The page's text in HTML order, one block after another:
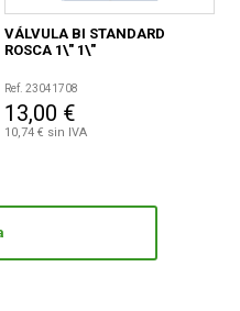
VÁLVULA BI STANDARD
ROSCA 1\" 1\"
Ref. 23041708
13,00 €
10,74 € sin IVA